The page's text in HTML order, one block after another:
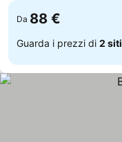
Da 88 €
Guarda i prezzi di 2 siti